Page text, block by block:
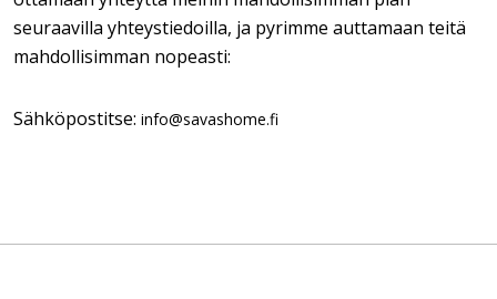
seuraavilla yhteystiedoilla, ja pyrimme auttamaan teitä
mahdollisimman nopeasti:
Sähköpostitse: info@savashome.fi